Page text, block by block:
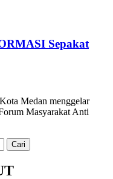
Sepakat
Medan menggelar
Masyarakat Anti